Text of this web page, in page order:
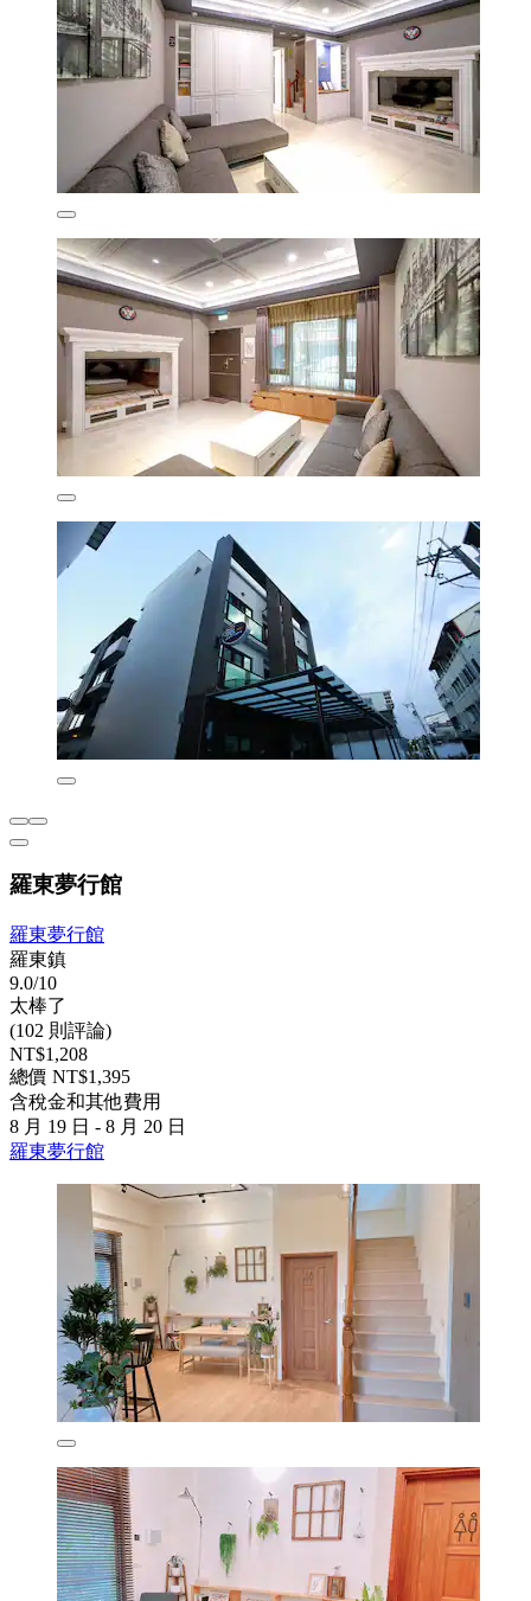
羅東夢行館
羅東夢行館
羅東鎮
9.0/10
太棒了
(102 則評論)
NT$1,208
總價 NT$1,395
含稅金和其他費用
8 月 19 日 - 8 月 20 日
羅東夢行館